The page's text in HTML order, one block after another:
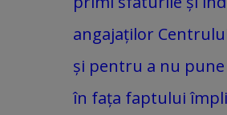
angajaților
și pentru a nu
în fața faptului